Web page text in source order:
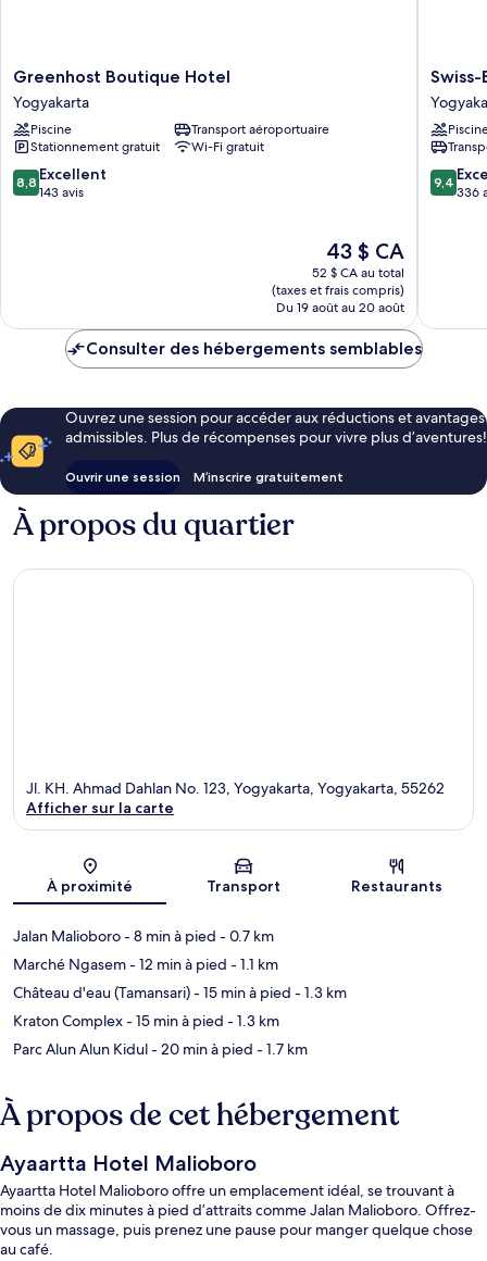
Greenhost
Boutique
Hotel
Yogyakarta
Greenhost Boutique Hotel
Yogyakarta
Piscine
Transport aéroportuaire
Stationnement gratuit
Wi-Fi gratuit
8.8
sur
8,8 Excellent
143 avis
Le
prix
est
de
43 $ CA
43 $ CA
52 $ CA au total
(taxes et frais compris)
Du 19 août au 20 août
Swiss-
9.4
sur
9,4
336
Consulter des hébergements semblables
Ouvrez une session pour accéder aux réductions et avantages
admissibles. Plus de récompenses pour vivre plus d’aventures!
Ouvrir une session M’inscrire gratuitement
À propos du quartier
Carte
Jl. KH. Ahmad Dahlan No. 123, Yogyakarta, Yogyakarta, 55262
Afficher sur la carte
À proximité Transport Restaurants
Jalan Malioboro- 8 min à pied - 0.7 km
Marché Ngasem- 12 min à pied - 1.1 km
Château d'eau (Tamansari)- 15 min à pied - 1.3 km
Kraton Complex- 15 min à pied - 1.3 km
Parc Alun Alun Kidul- 20 min à pied - 1.7 km
À propos de cet hébergement
Ayaartta Hotel Malioboro
Ayaartta Hotel Malioboro offre un emplacement idéal, se trouvant à
moins de dix minutes à pied d’attraits comme Jalan Malioboro. Offrez-
vous un massage, puis prenez une pause pour manger quelque chose
au café.